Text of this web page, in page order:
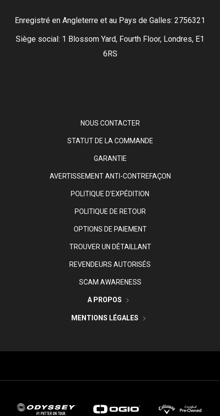
Enregistré en Angleterre et au Pays de Galles: 2756321
Siège social: 1 Blossom Yard, Fourth Floor, Londres, E1
6RS
NOUS CONTACTER
STATUT DE LA COMMANDE
GARANTIE
AVERTISSEMENT ANTI-CONTREFAÇON
POLITIQUE D'EXPÉDITION
POLITIQUE DE RETOUR
OPTIONS DE PAIEMENT
TROUVER UN DÉTAILLANT
REVENDEURS AUTORISÉS
SCAM AWARENESS
A PROPOS
MENTIONS LÉGALES